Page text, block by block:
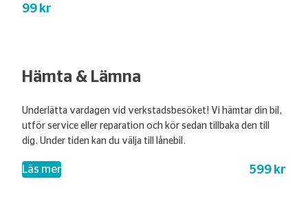
99 kr
Hämta & Lämna
Underlätta vardagen vid verkstadsbesöket! Vi hämtar din bil,
utför service eller reparation och kör sedan tillbaka den till
dig. Under tiden kan du välja till lånebil.
Läs mer– Hämta & Lämna 599 kr